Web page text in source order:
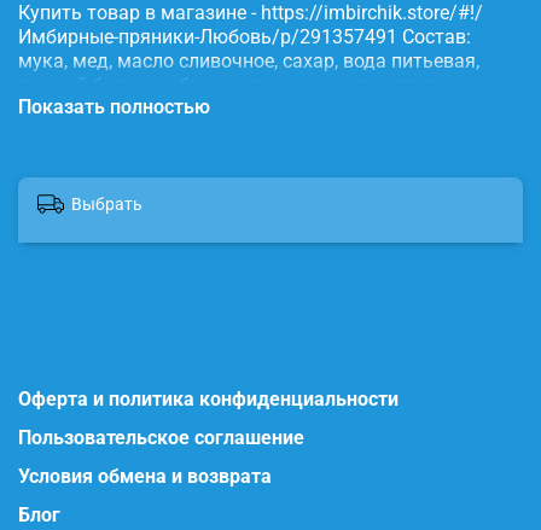
Купить товар в магазине - https://imbirchik.store/#!/
Имбирные-пряники-Любовь/p/291357491 Состав:
мука, мед, масло сливочное, сахар, вода питьевая,
яичный белок, имбирь, корица, сода, пищевые
красители.
Показать полностью
Выбрать
Оферта и политика конфиденциальности
Пользовательское соглашение
Условия обмена и возврата
Блог